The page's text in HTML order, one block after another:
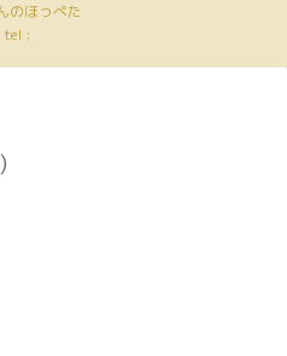
のほっぺた
tel :